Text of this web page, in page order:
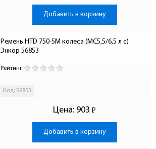
Добавить в корзину
Ремень HTD 750-5M колеса (МС5,5/6,5 л с)
Энкор 56853
Рейтинг:
Код: 56853
Цена: 903 Р
-
Добавить в корзину